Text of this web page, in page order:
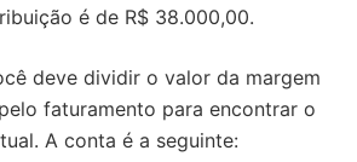
é de R$ 38.000,00.
deve dividir o valor da margem
faturamento para encontrar o
A conta é a seguinte: